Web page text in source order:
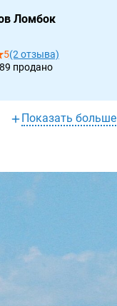
Ломбок
5(2 отзыва)
продано
Показать больше